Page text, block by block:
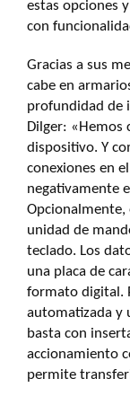
estas opciones
con
Gracias a sus
cabe en
profundidad de
Dilger: «Hemos
dispositivo. Y
conexiones en
negativamente
Opcionalmente,
unidad de
teclado. Los
una placa de
formato digital.
automatizada y
basta con
accionamiento
permite